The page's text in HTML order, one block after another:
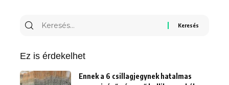
Keresés
Ez is érdekelhet
Ennek a 6 csillagjegynek hatalmas